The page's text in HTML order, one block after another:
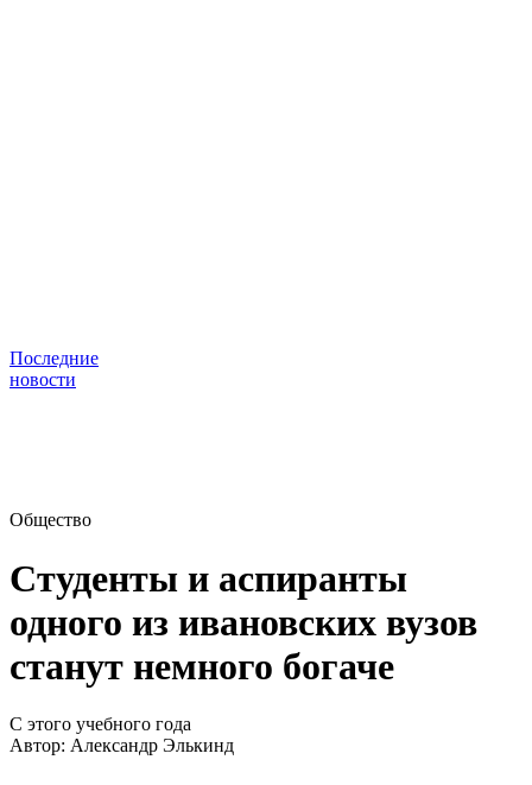
Последние
новости
Общество
Студенты и аспиранты
одного из ивановских вузов
станут немного богаче
С этого учебного года
Автор: Александр Элькинд